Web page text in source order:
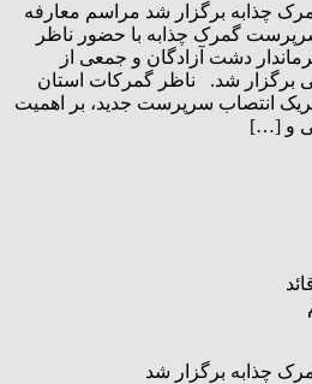
چذابه برگزار شد مراسم معارفه
سرپرست گمرک چذابه با حضور ناظر
دشت آزادگان و جمعی از
برگزار شد. ناظر گمرکات استان
انتصاب سرپرست جدید، بر اهمیت
و […]
چذابه برگزار شد